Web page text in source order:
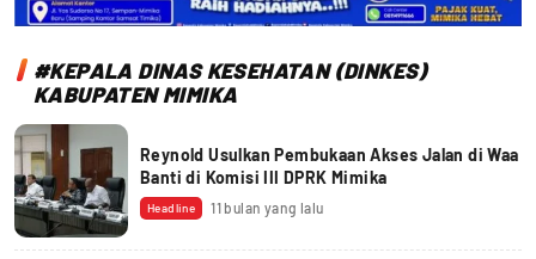
#KEPALA DINAS KESEHATAN (DINKES)
KABUPATEN MIMIKA
Reynold Usulkan Pembukaan Akses Jalan di Waa
Banti di Komisi III DPRK Mimika
Headline 11 bulan yang lalu